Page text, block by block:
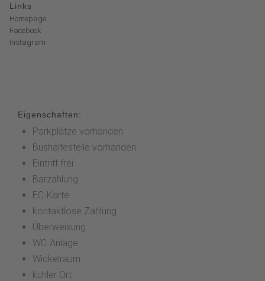
Links
Homepage
Facebook
Instagram
Eigenschaften:
Parkplätze vorhanden
Bushaltestelle vorhanden
Eintritt frei
Barzahlung
EC-Karte
kontaktlose Zahlung
Überweisung
WC-Anlage
Wickelraum
kühler Ort